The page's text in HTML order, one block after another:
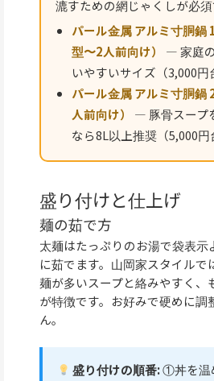
漉すための網じゃくしが必須
パール金属 アルミ寸胴鍋
型〜2人前向け）
— 家庭
いやすいサイズ（3,000円
パール金属 アルミ寸胴鍋
人前向け）
— 豚骨スープ
なら8L以上推奨（5,000円
盛り付けと仕上げ
麺の茹で方
太麺はたっぷりのお湯で袋表示
に茹でます。山岡家スタイルで
麺が多いスープと絡みやすく、
が特徴です。お好みで硬めに調
ん。
盛り付けの順番:①丼を温